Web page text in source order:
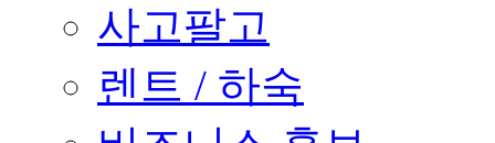
사고팔고
렌트 / 하숙